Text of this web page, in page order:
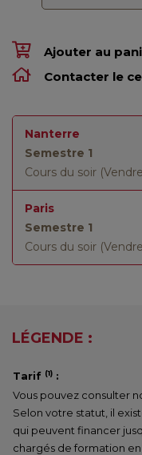
Ajouter au
Contacter le
Nanterre
Semestre 1
Cours du soir
Paris
Semestre 1
Cours du soir
LÉGENDE :
Tarif (1) :
Vous pouvez consulter
Selon votre statut, il
qui peuvent financer
chargés de formation